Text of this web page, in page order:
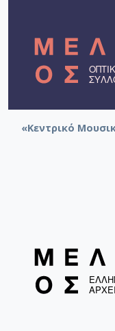
«Κεντρικό